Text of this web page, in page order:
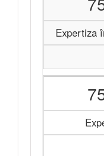
Expertiza